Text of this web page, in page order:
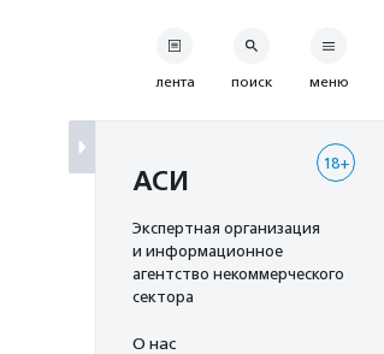
лента поиск меню
18+
АСИ
Экспертная организация
и информационное
агентство некоммерческого
сектора
О нас